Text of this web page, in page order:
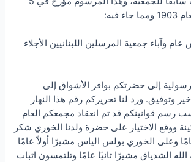
فيه:
وآباء جمعية المرسلين اللبنانيين الأجلاء
إلى حضرتكم بوافر الأشواق إلى
وتوفيق. ورد لنا تحريركم رقم هذا النهار
رسم قوانينكم قد تم انعقاد مجمعكم العام
ووقع الاختيار على حضرة ولدنا الخوري شكر
وعلى الخوري بولس الياس مشيرًا أولاً عامًا
الشدياق مشيرًا ثانيًا عامًا وتلتمسون اثبات